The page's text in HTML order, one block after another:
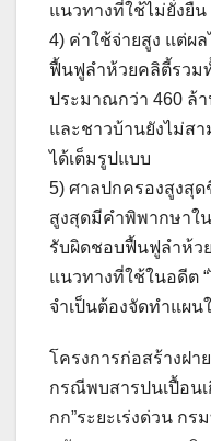
แนวทางที่ใช้ไม่ยั่งยืน
4) ค่าใช้จ่ายสูง แต่ผ
ฟื้นฟูลำห้วยคลิตี้รวม
ประมาณกว่า 460 ล้
และชาวบ้านยังไม่ส
ได้เต็มรูปแบบ
5) ศาลปกครองสูงสุ
สูงสุดมีคำพิพากษาใ
รับผิดชอบฟื้นฟูลำห้ว
แนวทางที่ใช้ในอดีต “
จำเป็นต้องจัดทำแผ
โครงการก่อสร้างฝ
กรณีพบสารปนเปื้อน
กก”ระยะเร่งด่วน ก